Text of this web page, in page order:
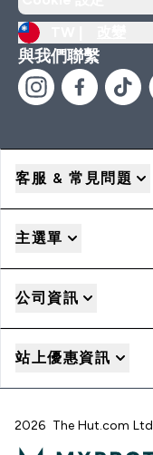
與我們聯繫
客服 & 常見問題
主選單
公司資訊
站上優惠資訊
2026 The Hut.com Ltd